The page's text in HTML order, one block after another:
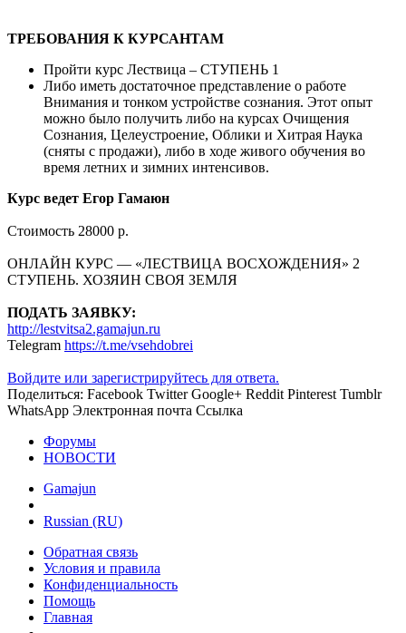
ТРЕБОВАНИЯ К КУРСАНТАМ
Пройти курс Лествица – СТУПЕНЬ 1
Либо иметь достаточное представление о работе
Внимания и тонком устройстве сознания. Этот опыт
можно было получить либо на курсах Очищения
Сознания, Целеустроение, Облики и Хитрая Наука
(сняты с продажи), либо в ходе живого обучения во
время летних и зимних интенсивов.
Курс ведет Егор Гамаюн
Стоимость 28000 р.
ОНЛАЙН КУРС — «ЛЕСТВИЦА ВОСХОЖДЕНИЯ» 2
СТУПЕНЬ. ХОЗЯИН СВОЯ ЗЕМЛЯ
ПОДАТЬ ЗАЯВКУ:
http://lestvitsa2.gamajun.ru
Telegram https://t.me/vsehdobrei
Войдите или зарегистрируйтесь для ответа.
Поделиться: Facebook Twitter Google+ Reddit Pinterest Tumblr
WhatsApp Электронная почта Ссылка
Форумы
НОВОСТИ
Gamajun
Russian (RU)
Обратная связь
Условия и правила
Конфиденциальность
Помощь
Главная